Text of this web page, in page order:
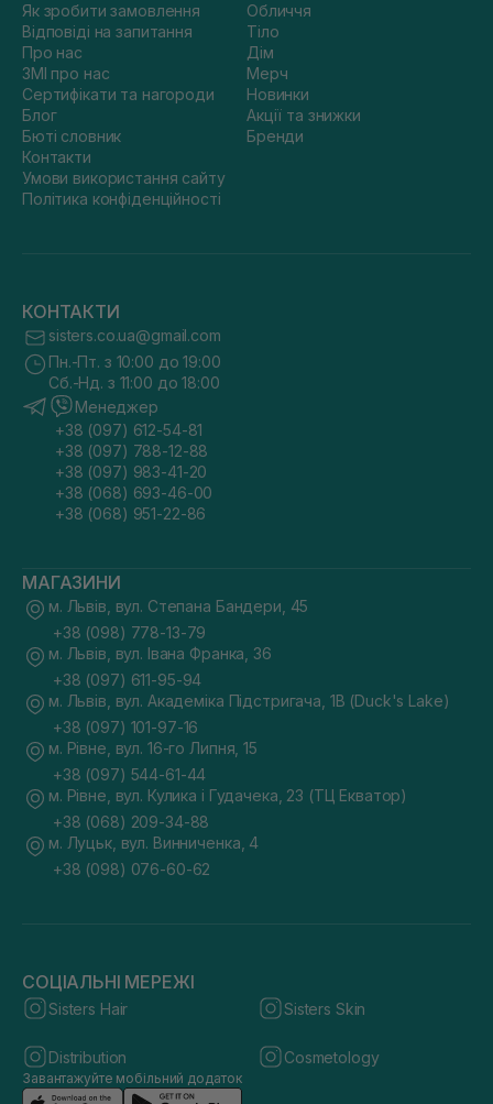
Як зробити замовлення
Відповіді на запитання
Про нас
ЗМІ про нас
Сертифікати та нагороди
Блог
Бюті словник
Контакти
Умови використання сайту
Політика конфіденційності
Обличчя
Тіло
Дім
Мерч
Новинки
Акції та знижки
Бренди
КОНТАКТИ
sisters.co.ua@gmail.com
Пн.-Пт. з 10:00 до 19:00
Сб.-Нд. з 11:00 до 18:00
Менеджер
+38 (097) 612-54-81
+38 (097) 788-12-88
+38 (097) 983-41-20
+38 (068) 693-46-00
+38 (068) 951-22-86
МАГАЗИНИ
м. Львів, вул. Степана Бандери, 45
+38 (098) 778-13-79
м. Львів, вул. Івана Франка, 36
+38 (097) 611-95-94
м. Львів, вул. Академіка Підстригача, 1В (Duck's Lake)
+38 (097) 101-97-16
м. Рівне, вул. 16-го Липня, 15
+38 (097) 544-61-44
м. Рівне, вул. Кулика і Гудачека, 23 (ТЦ Екватор)
+38 (068) 209-34-88
м. Луцьк, вул. Винниченка, 4
+38 (098) 076-60-62
СОЦІАЛЬНІ МЕРЕЖІ
Sisters Hair Sisters Skin
Distribution Cosmetology
Завантажуйте мобільний додаток